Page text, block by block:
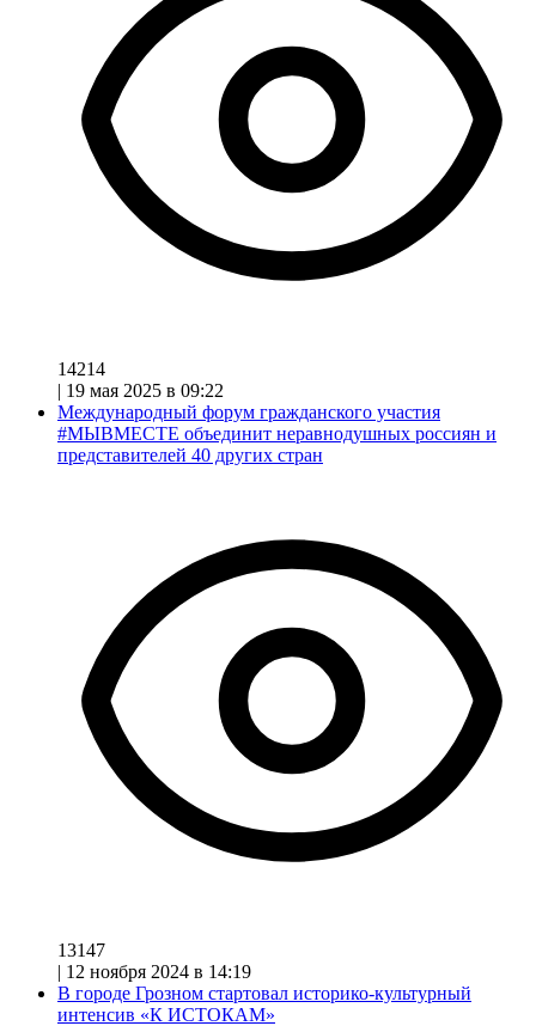
14214
| 19 мая 2025 в 09:22
Международный форум гражданского участия
#МЫВМЕСТЕ объединит неравнодушных россиян и
представителей 40 других стран
13147
| 12 ноября 2024 в 14:19
В городе Грозном стартовал историко-культурный
интенсив «К ИСТОКАМ»